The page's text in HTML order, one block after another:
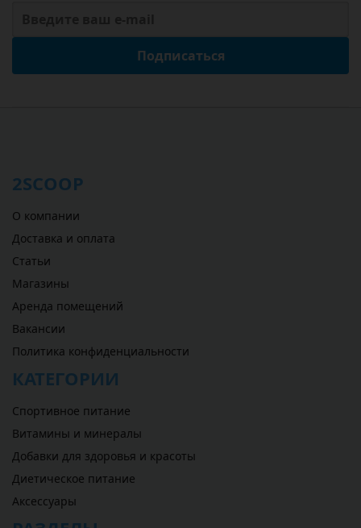
Подписаться
2SCOOP
О компании
Доставка и оплата
Статьи
Магазины
Аренда помещений
Вакансии
Политика конфиденциальности
КАТЕГОРИИ
Спортивное питание
Витамины и минералы
Добавки для здоровья и красоты
Диетическое питание
Аксессуары